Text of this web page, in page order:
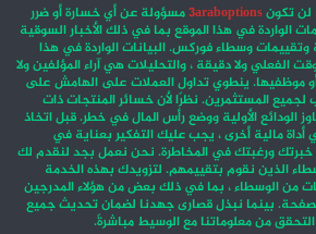
لن تكون3araboptionsمسؤولة عن أي خسارة أو ضرر
الواردة في هذا الموقع بما في ذلك الأخبار السوقية
وتقييمات وسطاء فوركس. البيانات الواردة في هذا
الفعلي ولا دقيقة ، والتحليلات هي آراء المؤلفين ولا
موظفيها. ينطوي تداول العملات على الهامش على
المستثمرين. نظرًا لأن خسائر المنتجات ذات
الودائع الأولية ووضع رأس المال في خطر. قبل اتخاذ
أداة مالية أخرى ، يجب عليك التفكير بعناية في
خبرتك ورغبتك في المخاطرة. نحن نعمل بجد لنقدم لك
الذين نقوم بتقييمهم. لتزويدك بهذه الخدمة
من الوسطاء ، بما في ذلك بعض من هؤلاء المدرجين
بينما نبذل قصارى جهدنا لضمان تحديث جميع
من معلوماتنا مع الوسيط مباشرةً.